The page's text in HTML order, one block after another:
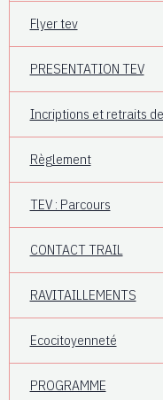
Flyer tev
PRESENTATION TEV
Incriptions et retraits
Règlement
TEV : Parcours
CONTACT TRAIL
RAVITAILLEMENTS
Ecocitoyenneté
PROGRAMME